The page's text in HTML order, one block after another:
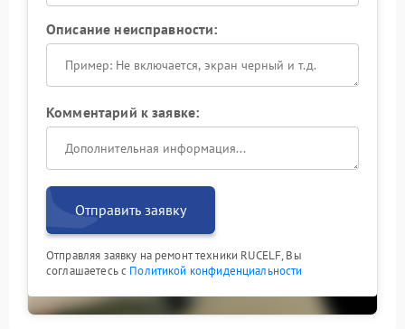
Описание неисправности:
Комментарий к заявке:
Отправить заявку
Отправляя заявку на ремонт техники RUCELF, Вы
соглашаетесь с Политикой конфиденциальности